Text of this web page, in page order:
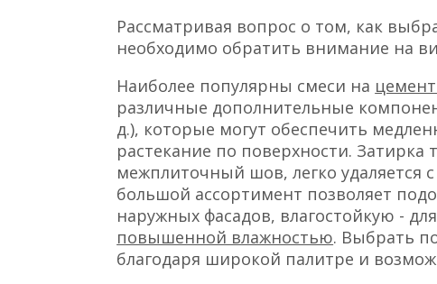
Рассматривая вопрос о том, как
необходимо обратить внимание на
Наиболее популярны смеси на
различные дополнительные
д.), которые могут обеспечить
растекание по поверхности. Затирка
межплиточный шов, легко удаляется
большой ассортимент позволяет
наружных фасадов, влагостойкую -
повышенной влажностью. Выбрать
благодаря широкой палитре и